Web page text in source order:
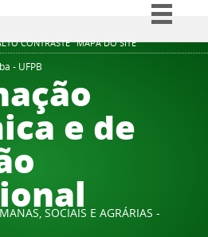
CONTRASTE MAPA DO SITE
Simplifique!
Participe
Acesso à informação
Legislação
- UFPB
e de
SOCIAIS E AGRÁRIAS -